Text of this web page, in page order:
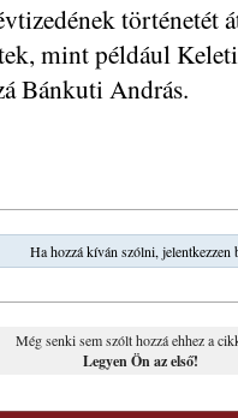
történetét
mint például
Bánkuti András.
Ha hozzá kíván szólni, jelentkezzen
Még senki sem szólt hozzá ehhez a
Legyen Ön az első!